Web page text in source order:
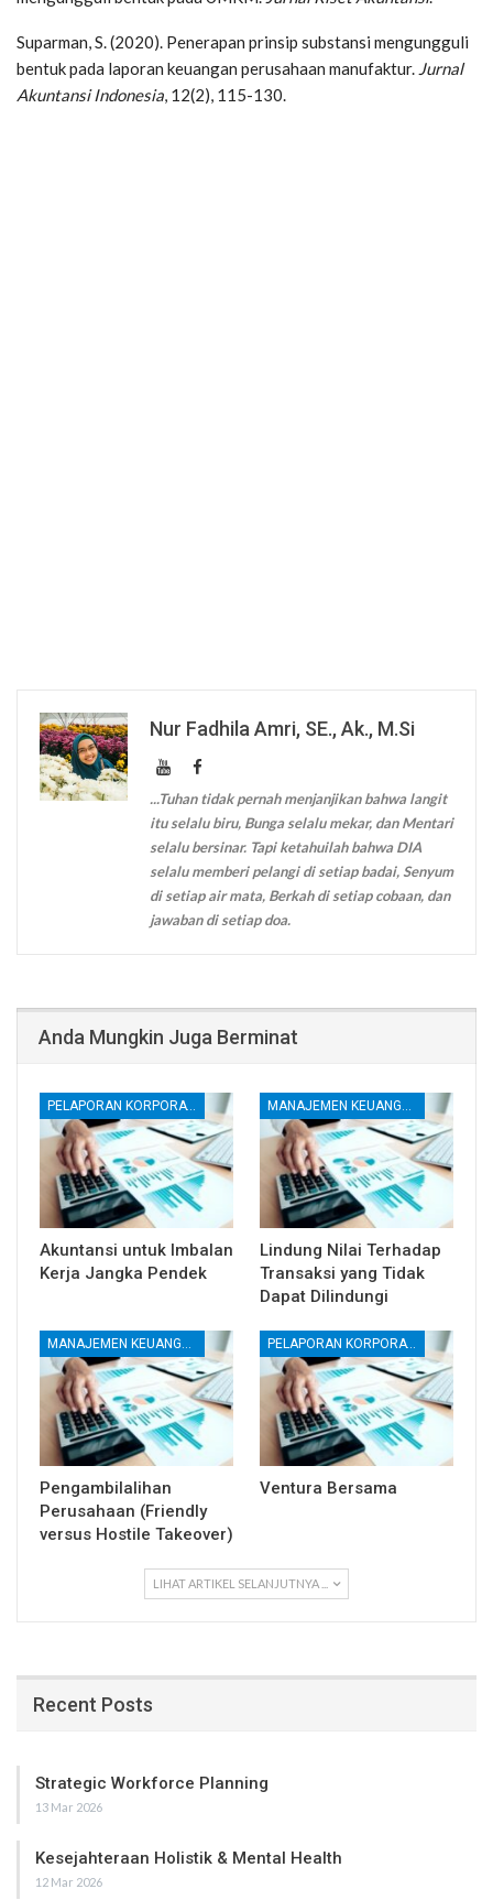
Suparman, S. (2020). Penerapan prinsip substansi mengungguli
bentuk pada laporan keuangan perusahaan manufaktur. Jurnal
Akuntansi Indonesia, 12(2), 115-130.
Nur Fadhila Amri, SE., Ak., M.Si
...Tuhan tidak pernah menjanjikan bahwa langit
itu selalu biru, Bunga selalu mekar, dan Mentari
selalu bersinar. Tapi ketahuilah bahwa DIA
selalu memberi pelangi di setiap badai, Senyum
di setiap air mata, Berkah di setiap cobaan, dan
jawaban di setiap doa.
Anda Mungkin Juga Berminat
PELAPORAN KORPORATE
Akuntansi untuk Imbalan
Kerja Jangka Pendek
MANAJEMEN KEUANGAN
Lindung Nilai Terhadap
Transaksi yang Tidak
Dapat Dilindungi
MANAJEMEN KEUANGAN
Pengambilalihan
Perusahaan (Friendly
versus Hostile Takeover)
PELAPORAN KORPORATE
Ventura Bersama
LIHAT ARTIKEL SELANJUTNYA ...
Recent Posts
Strategic Workforce Planning
13 Mar 2026
Kesejahteraan Holistik & Mental Health
12 Mar 2026